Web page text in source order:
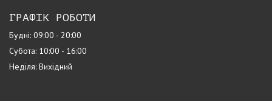
ГРАФІК РОБОТИ
Будні: 09:00 - 20:00
Субота: 10:00 - 16:00
Неділя: Вихідний